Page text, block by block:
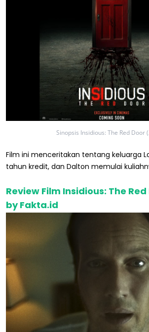
Sinopsis Insidious: The Red Door
Film ini menceritakan tentang keluarga
tahun kredit, dan Dalton memulai
Review Film Insidious: The
by Fakta.id